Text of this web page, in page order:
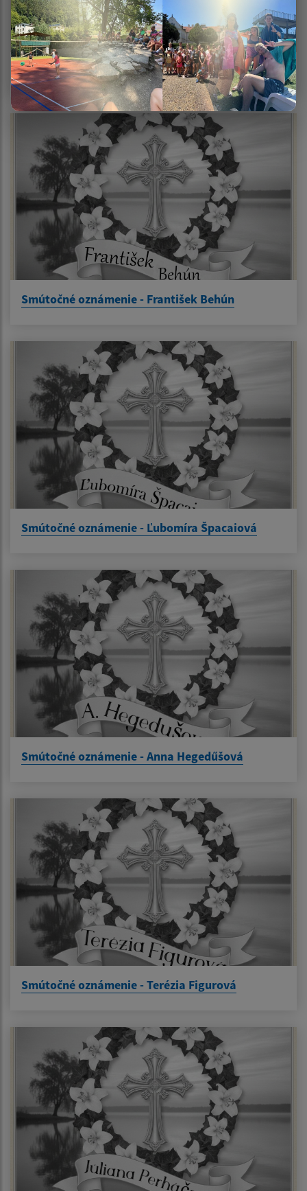
Smútočné oznámenie - Martin Bugoš
Smútočné oznámenie - František Behún
Smútočné oznámenie - Ľubomíra Špacaiová
Smútočné oznámenie - Anna Hegedűšová
Smútočné oznámenie - Terézia Figurová